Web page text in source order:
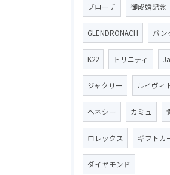
ブローチ 御成婚記念
GLENDRONACH バン
K22 トリニティ
ジャクリー ルイヴィ
ヘネシー カミュ
ロレックス ギフトカ
ダイヤモンド